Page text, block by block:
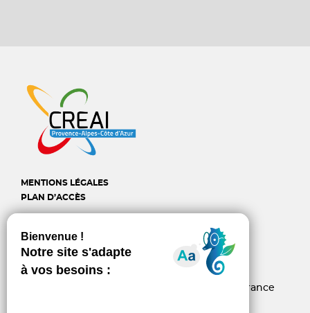
MENTIONS LÉGALES
PLAN D’ACCÈS
CREAI Provence-Alpes-
Côte d'Azur
6, rue d’Arcole - 13006 Marseille - France